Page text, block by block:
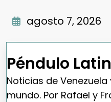
agosto 7, 2026
Péndulo
Noticias de Venezuela
mundo. Por Rafael y